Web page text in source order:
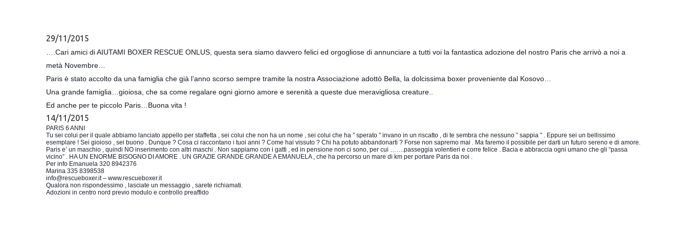
29/11/2015
….Cari amici di AIUTAMI BOXER RESCUE ONLUS, questa sera siamo davvero felici ed orgogliose di annunciare a tutti voi la fantastica adozione del nostro Paris che arrivò a noi a
metà Novembre…
Paris è stato accolto da una famiglia che già l’anno scorso sempre tramite la nostra Associazione adottò Bella, la dolcissima boxer proveniente dal Kosovo…
Una grande famiglia…gioiosa, che sa come regalare ogni giorno amore e serenità a queste due meravigliosa creature..
Ed anche per te piccolo Paris…Buona vita !
14/11/2015
PARIS 6 ANNI
Tu sei colui per il quale abbiamo lanciato appello per staffetta , sei colui che non ha un nome , sei colui che ha ” sperato ” invano in un riscatto , di te sembra che nessuno ” sappia ” . Eppure sei un bellissimo
esemplare ! Sei gioioso , sei buono . Dunque ? Cosa ci raccontano i tuoi anni ? Come hai vissuto ? Chi ha potuto abbandonarti ? Forse non sapremo mai . Ma faremo il possibile per darti un futuro sereno e di amore.
Paris e’ un maschio , quindi NO inserimento con altri maschi . Non sappiamo con i gatti , ed in pensione non ci sono, per cui …….passeggia volentieri e corre felice . Bacia e abbraccia ogni umano che gli “passa
vicino” . HA UN ENORME BISOGNO DI AMORE . UN GRAZIE GRANDE GRANDE A EMANUELA , che ha percorso un mare di km per portare Paris da noi .
Per info Emanuela 320 8942376
Marina 335 8398538
info@rescueboxer.it – www.rescueboxer.it
Qualora non rispondessimo , lasciate un messaggio , sarete richiamati.
Adozioni in centro nord previo modulo e controllo preaffido